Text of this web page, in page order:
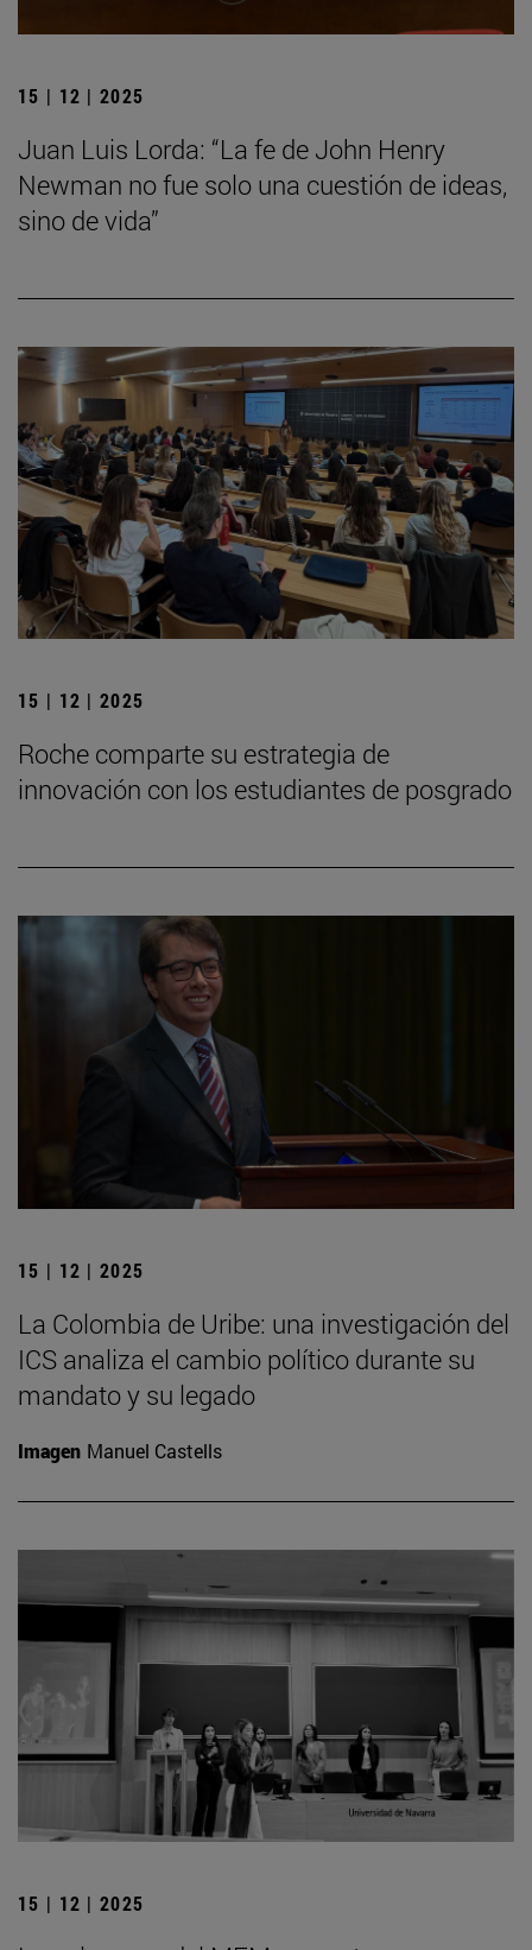
15 | 12 | 2025
Juan Luis Lorda: “La fe de John Henry
Newman no fue solo una cuestión de ideas,
sino de vida”
15 | 12 | 2025
Roche comparte su estrategia de
innovación con los estudiantes de posgrado
15 | 12 | 2025
La Colombia de Uribe: una investigación del
ICS analiza el cambio político durante su
mandato y su legado
Imagen Manuel Castells
15 | 12 | 2025